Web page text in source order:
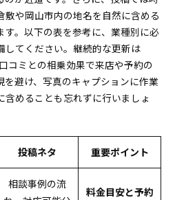
や岡山市内の地名を自然に含める
す。以下の表を参考に、業種別に必
してください。継続的な更新は
コミとの相乗効果で来店や予約の
避け、写真のキャプションに作業
めることも忘れずに行いましょ
投稿ネタ 重要ポイント
相談事例の流
料金目安と予約